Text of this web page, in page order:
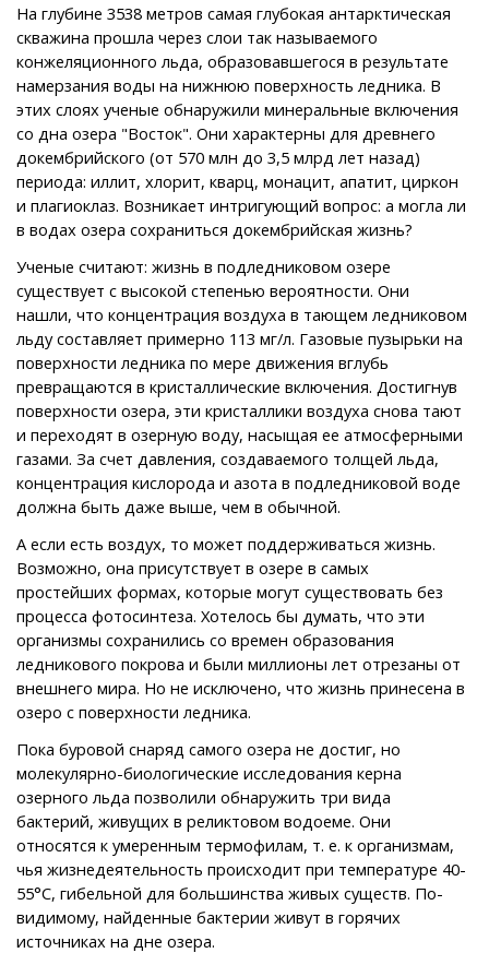
На глубине 3538 метров самая глубокая антарктическая
скважина прошла через слои так называемого
конжеляционного льда, образовавшегося в результате
намерзания воды на нижнюю поверхность ледника. В
этих слоях ученые обнаружили минеральные включения
со дна озера "Восток". Они характерны для древнего
докембрийского (от 570 млн до 3,5 млрд лет назад)
периода: иллит, хлорит, кварц, монацит, апатит, циркон
и плагиоклаз. Возникает интригующий вопрос: а могла ли
в водах озера сохраниться докембрийская жизнь?
Ученые считают: жизнь в подледниковом озере
существует с высокой степенью вероятности. Они
нашли, что концентрация воздуха в тающем ледниковом
льду составляет примерно 113 мг/л. Газовые пузырьки на
поверхности ледника по мере движения вглубь
превращаются в кристаллические включения. Достигнув
поверхности озера, эти кристаллики воздуха снова тают
и переходят в озерную воду, насыщая ее атмосферными
газами. За счет давления, создаваемого толщей льда,
концентрация кислорода и азота в подледниковой воде
должна быть даже выше, чем в обычной.
А если есть воздух, то может поддерживаться жизнь.
Возможно, она присутствует в озере в самых
простейших формах, которые могут существовать без
процесса фотосинтеза. Хотелось бы думать, что эти
организмы сохранились со времен образования
ледникового покрова и были миллионы лет отрезаны от
внешнего мира. Но не исключено, что жизнь принесена в
озеро с поверхности ледника.
Пока буровой снаряд самого озера не достиг, но
молекулярно-биологические исследования керна
озерного льда позволили обнаружить три вида
бактерий, живущих в реликтовом водоеме. Они
относятся к умеренным термофилам, т. е. к организмам,
чья жизнедеятельность происходит при температуре 40-
55°С, гибельной для большинства живых существ. По-
видимому, найденные бактерии живут в горячих
источниках на дне озера.